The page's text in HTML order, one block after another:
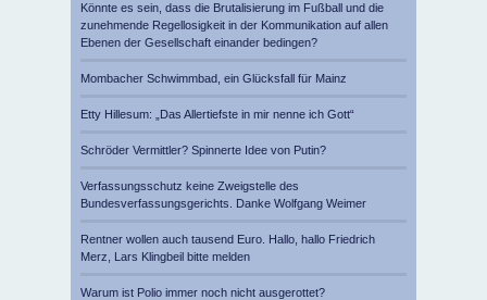
Könnte es sein, dass die Brutalisierung im Fußball und die
zunehmende Regellosigkeit in der Kommunikation auf allen
Ebenen der Gesellschaft einander bedingen?
Mombacher Schwimmbad, ein Glücksfall für Mainz
Etty Hillesum: „Das Allertiefste in mir nenne ich Gott“
Schröder Vermittler? Spinnerte Idee von Putin?
Verfassungsschutz keine Zweigstelle des
Bundesverfassungsgerichts. Danke Wolfgang Weimer
Rentner wollen auch tausend Euro. Hallo, hallo Friedrich
Merz, Lars Klingbeil bitte melden
Warum ist Polio immer noch nicht ausgerottet?